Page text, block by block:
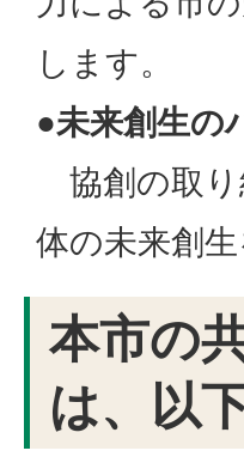
します。
●未来創生の
協創の取り
体の未来創生
本市の
は、以